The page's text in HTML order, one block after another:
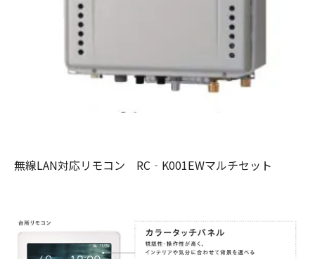
無線LAN対応リモコン RC‐K001EWマルチセット